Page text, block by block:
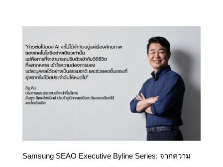
Samsung SEAO Executive Byline Series: จากความ